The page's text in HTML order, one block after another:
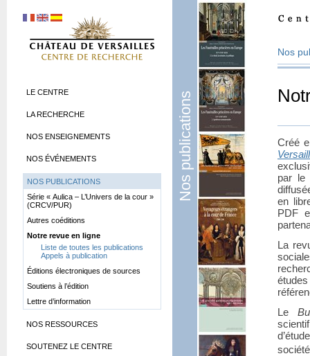
Nos publications
Nos
Créé
par le
en
PDF
La
Le
LE CENTRE
LA RECHERCHE
NOS ENSEIGNEMENTS
NOS ÉVÉNEMENTS
NOS PUBLICATIONS
Série « Aulica – L’Univers de la cour »
(CRCV/PUR)
Autres coéditions
Notre revue en ligne
Liste de toutes les publications
Appels à publication
Éditions électroniques de sources
Soutiens à l’édition
Lettre d’information
NOS RESSOURCES
SOUTENEZ LE CENTRE